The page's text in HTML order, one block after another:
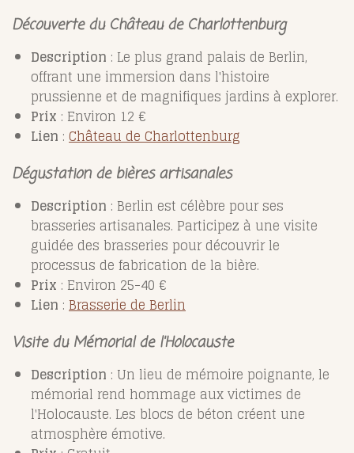
Découverte du Château de Charlottenburg
Description : Le plus grand palais de Berlin,
offrant une immersion dans l'histoire
prussienne et de magnifiques jardins à explorer.
Prix : Environ 12 €
Lien : ChâteaudeCharlottenburg
Dégustation de bières artisanales
Description : Berlin est célèbre pour ses
brasseries artisanales. Participez à une visite
guidée des brasseries pour découvrir le
processus de fabrication de la bière.
Prix : Environ 25-40 €
Lien : BrasseriedeBerlin
Visite du Mémorial de l'Holocauste
Description : Un lieu de mémoire poignante, le
mémorial rend hommage aux victimes de
l'Holocauste. Les blocs de béton créent une
atmosphère émotive.